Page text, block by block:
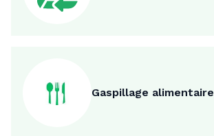
Gaspillage alimentaire